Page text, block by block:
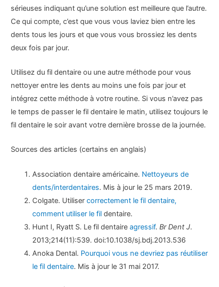
sérieuses indiquant qu’une solution est meilleure que l’autre.
Ce qui compte, c’est que vous vous laviez bien entre les
dents tous les jours et que vous vous brossiez les dents
deux fois par jour.
Utilisez du fil dentaire ou une autre méthode pour vous
nettoyer entre les dents au moins une fois par jour et
intégrez cette méthode à votre routine. Si vous n’avez pas
le temps de passer le fil dentaire le matin, utilisez toujours le
fil dentaire le soir avant votre dernière brosse de la journée.
Sources des articles (certains en anglais)
Association dentaire américaine. Nettoyeurs de
dents/interdentaires. Mis à jour le 25 mars 2019.
Colgate. Utilisercorrectement le fil dentaire,
comment utiliser le fil dentaire.
Hunt I, Ryatt S. Le fil dentaireagressif.Br Dent J.
2013;214(11):539. doi:10.1038/sj.bdj.2013.536
Anoka Dental. Pourquoi vous ne devriez pas réutiliser
le fil dentaire. Mis à jour le 31 mai 2017.